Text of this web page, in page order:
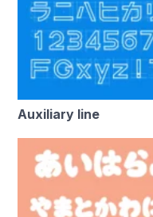
Auxiliary line